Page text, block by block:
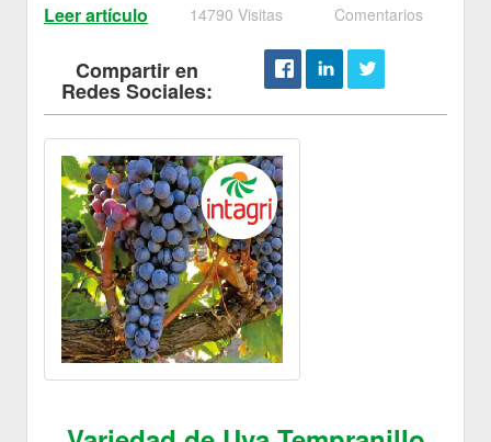
Leer artículo 14790 Visitas Comentarios
Compartir en
Redes Sociales: